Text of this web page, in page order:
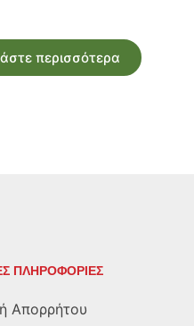
περισσότερα
ΠΛΗΡΟΦΟΡΙΕΣ
Απορρήτου